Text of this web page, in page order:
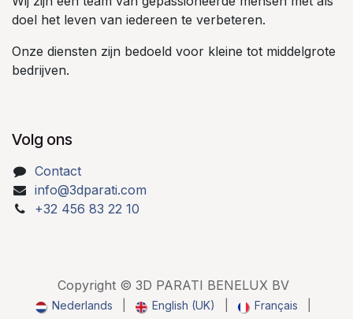
doel het leven van iedereen te verbeteren.
Onze diensten zijn bedoeld voor kleine tot middelgrote
bedrijven.
Volg ons
Contact
info@3dparati.com
+32 456 83 22 10
Copyright © 3D PARATI BENELUX BV
Nederlands English (UK) Français